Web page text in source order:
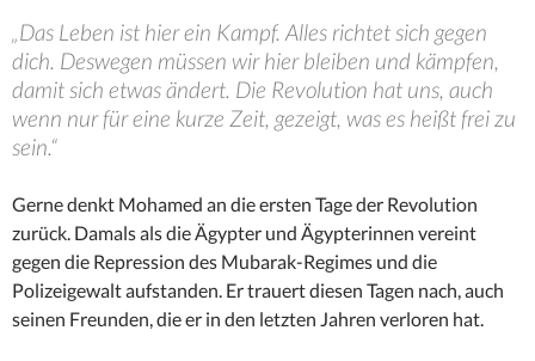
„Das Leben ist hier ein Kampf. Alles richtet sich gegen
dich. Deswegen müssen wir hier bleiben und kämpfen,
damit sich etwas ändert. Die Revolution hat uns, auch
wenn nur für eine kurze Zeit, gezeigt, was es heißt frei zu
sein.“
Gerne denkt Mohamed an die ersten Tage der Revolution
zurück. Damals als die Ägypter und Ägypterinnen vereint
gegen die Repression des Mubarak-Regimes und die
Polizeigewalt aufstanden. Er trauert diesen Tagen nach, auch
seinen Freunden, die er in den letzten Jahren verloren hat.